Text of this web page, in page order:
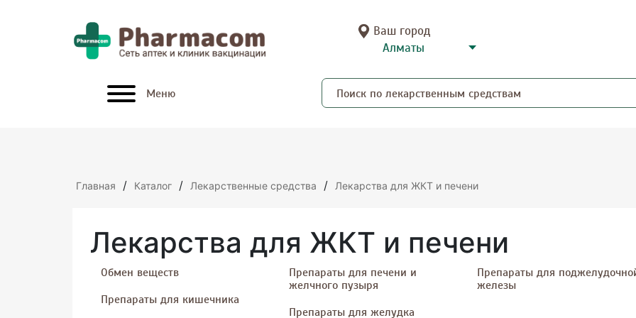
Ваш город
Меню
Главная / Каталог / Лекарственные средства / Лекарства для ЖКТ и печени
Лекарства для ЖКТ и печени
Обмен веществ
Препараты для кишечника
Препараты для печени и
желчного пузыря
Препараты для желудка
Препараты для
железы